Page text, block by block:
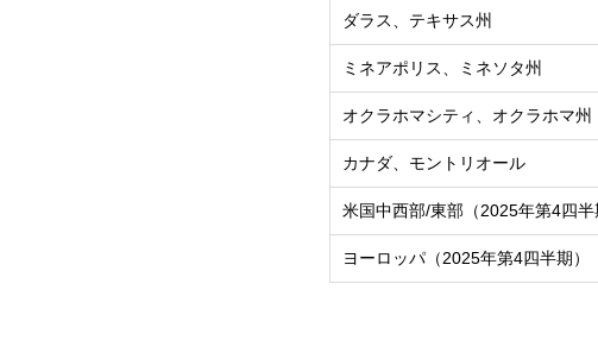
ダラス、テキサス州
ミネアポリス、ミネソタ州
オクラホマシティ、オクラホマ州
カナダ、モントリオール
米国中西部/東部（2025年第4四半
ヨーロッパ（2025年第4四半期）